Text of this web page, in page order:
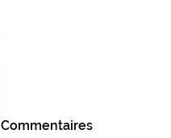
Commentaires